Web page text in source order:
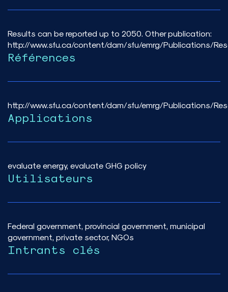
Results can be reported up to 2050. Other publication:
http://www.sfu.ca/content/dam/sfu/emrg/Publications/
Références
http://www.sfu.ca/content/dam/sfu/emrg/Publications/
Applications
evaluate energy, evaluate GHG policy
Utilisateurs
Federal government, provincial government, municipal
government, private sector, NGOs
Intrants clés